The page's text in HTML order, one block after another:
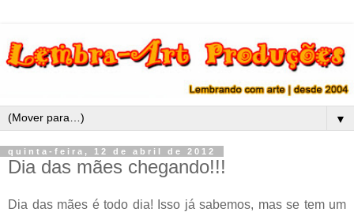
▼
quinta-feira, 12 de abril de 2012
Dia das mães chegando!!!
Dia das mães é todo dia! Isso já sabemos, mas se tem um